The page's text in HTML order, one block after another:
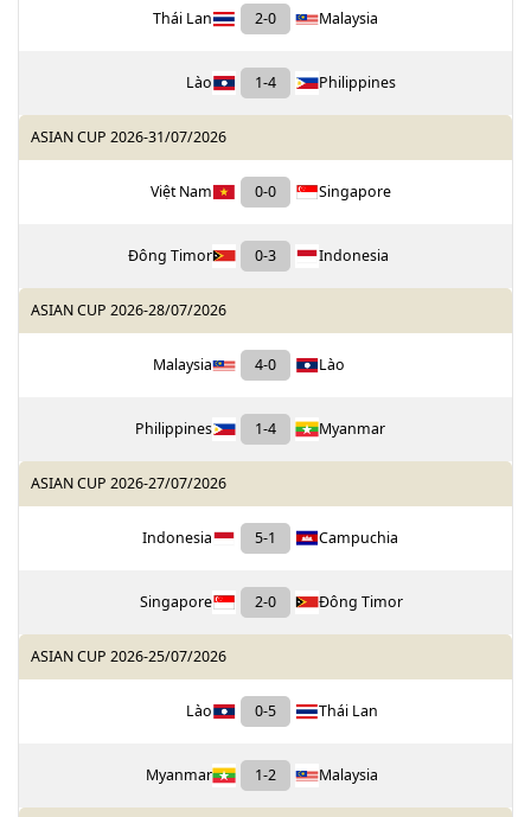
Thái Lan 2-0 Malaysia
Lào 1-4 Philippines
ASIAN CUP 2026-31/07/2026
Việt Nam 0-0 Singapore
Đông Timor 0-3 Indonesia
ASIAN CUP 2026-28/07/2026
Malaysia 4-0 Lào
Philippines 1-4 Myanmar
ASIAN CUP 2026-27/07/2026
Indonesia 5-1 Campuchia
Singapore 2-0 Đông Timor
ASIAN CUP 2026-25/07/2026
Lào 0-5 Thái Lan
Myanmar 1-2 Malaysia